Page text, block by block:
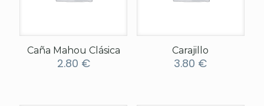
Caña Mahou Clásica
2.80 €
Carajillo
3.80 €